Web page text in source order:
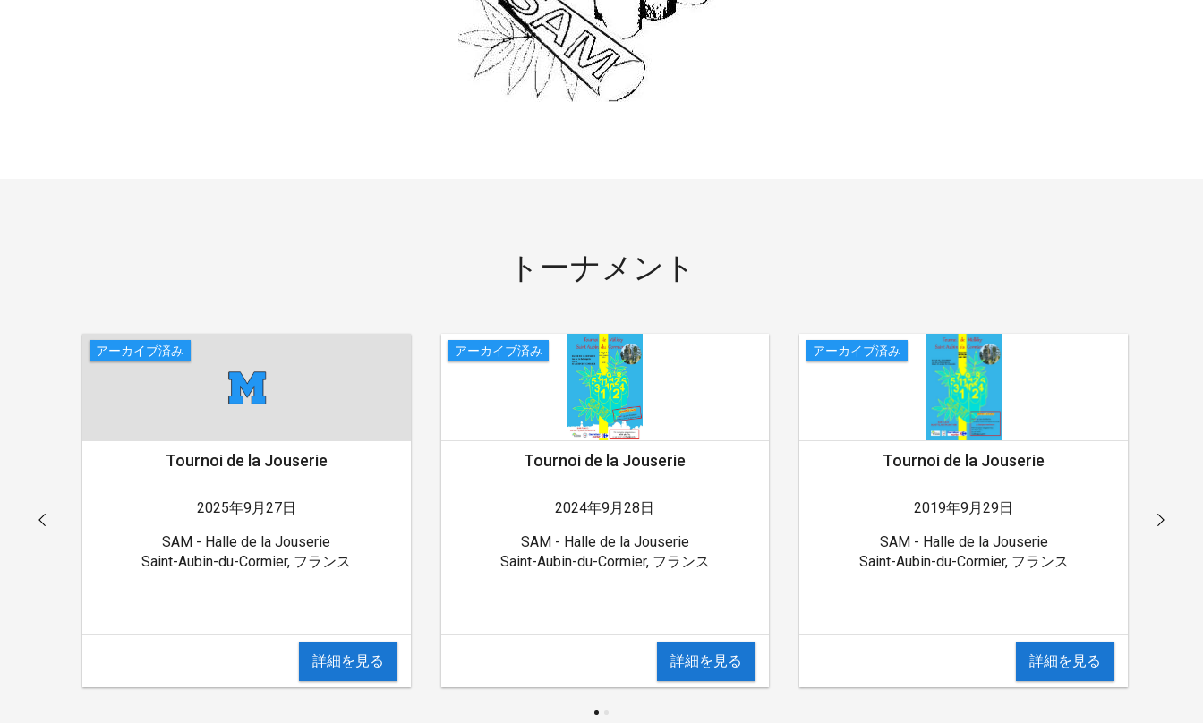
トーナメント
アーカイブ済み
Tournoi de la Jouserie
2025年9月27日
SAM - Halle de la Jouserie
Saint-Aubin-du-Cormier, フランス
詳細を見る
アーカイブ済み
Tournoi de la Jouserie
2024年9月28日
SAM - Halle de la Jouserie
Saint-Aubin-du-Cormier, フランス
詳細を見る
アーカイブ済み
Tournoi de la Jouserie
2019年9月29日
SAM - Halle de la Jouserie
Saint-Aubin-du-Cormier, フランス
詳細を見る